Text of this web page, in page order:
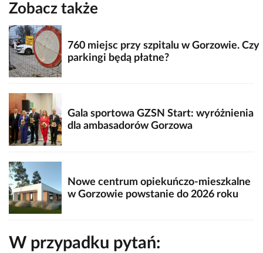
Zobacz także
760 miejsc przy szpitalu w Gorzowie. Czy
parkingi będą płatne?
Gala sportowa GZSN Start: wyróżnienia
dla ambasadorów Gorzowa
Nowe centrum opiekuńczo-mieszkalne
w Gorzowie powstanie do 2026 roku
W przypadku pytań: